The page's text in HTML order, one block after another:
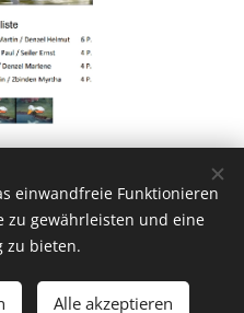
2020
Cookies
einwandfreie Funktionieren
zu gewährleisten und eine
zu bieten.
Alle akzeptieren